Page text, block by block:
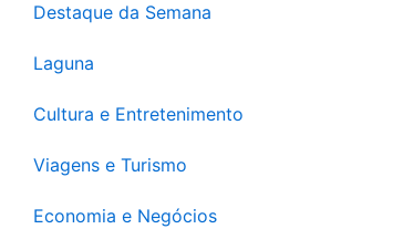
Destaque da Semana
Laguna
Cultura e Entretenimento
Viagens e Turismo
Economia e Negócios